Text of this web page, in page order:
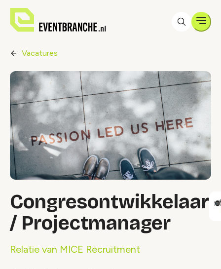
Vacatures
Congresontwikkelaar
/ Projectmanager
Relatie van MICE Recruitment